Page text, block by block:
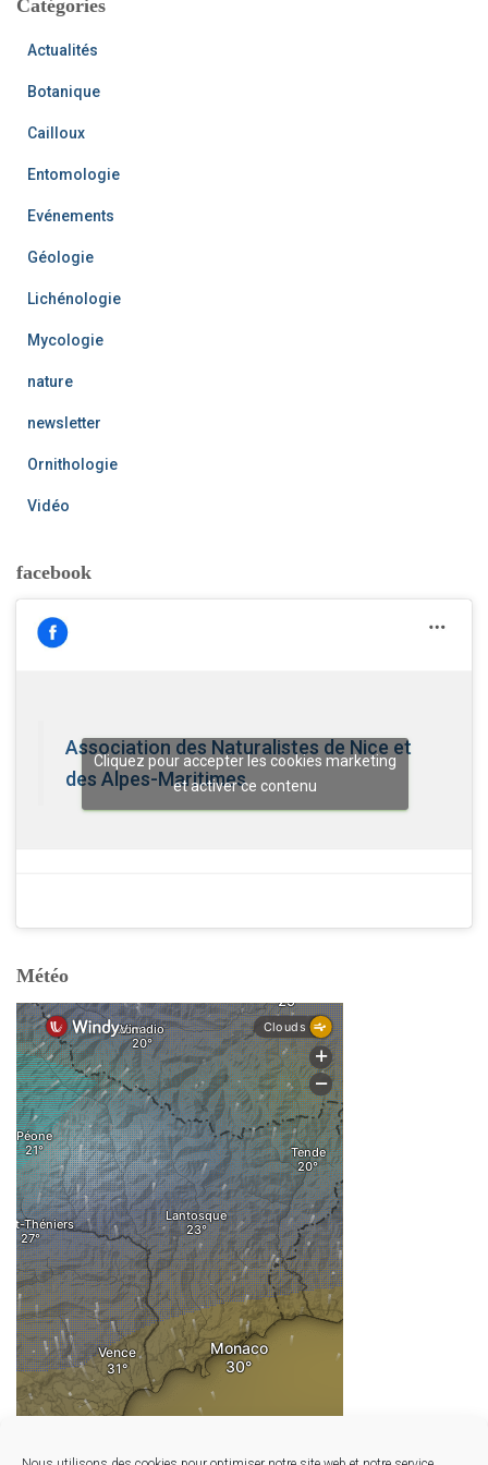
:Catégories
Actualités
Botanique
Cailloux
Entomologie
Evénements
Géologie
Lichénologie
Mycologie
nature
newsletter
Ornithologie
Vidéo
facebook
Association des Naturalistes de Nice et
des Alpes-Maritimes
Cliquez pour accepter les cookies marketing
et activer ce contenu
Météo